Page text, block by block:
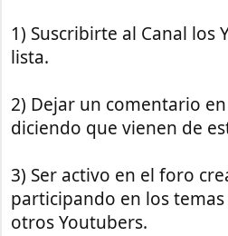
1) Suscribirte al Canal los
lista.
2) Dejar un comentario
diciendo que vienen de
3) Ser activo en el foro
participando en los
otros Youtubers.